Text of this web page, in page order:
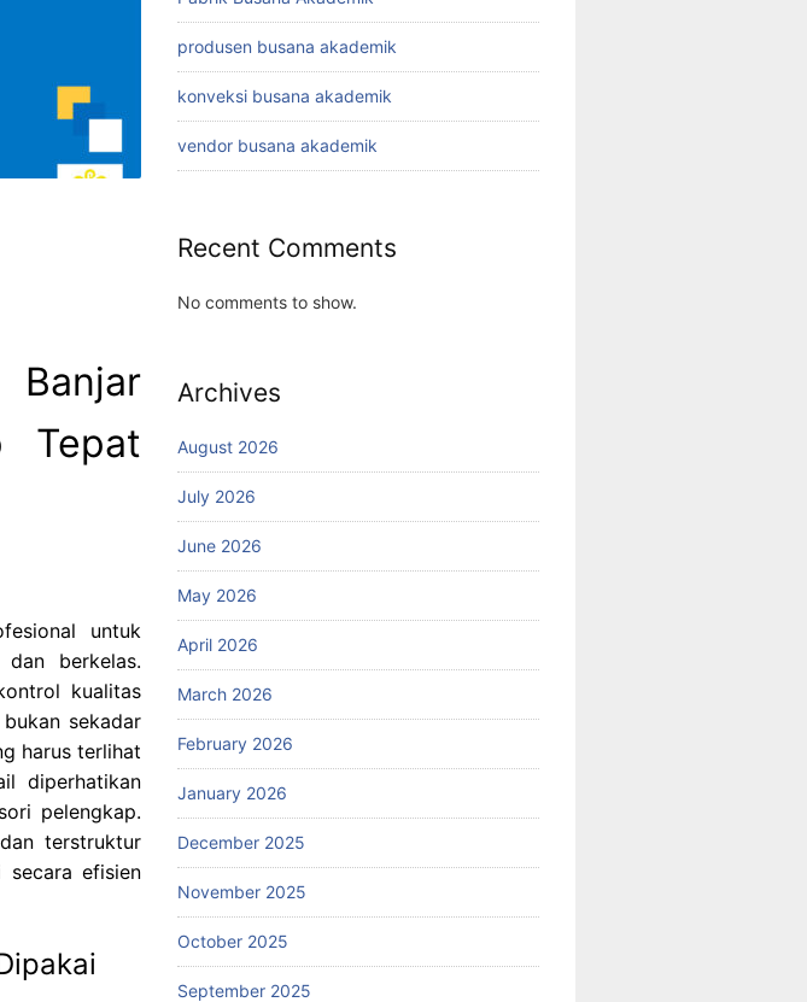
Tepat
untuk
berkelas.
kualitas
sekadar
harus terlihat
diperhatikan
pelengkap.
terstruktur
secara efisien
produsen busana akademik
konveksi busana akademik
vendor busana akademik
Recent Comments
No comments to show.
Archives
August 2026
July 2026
June 2026
May 2026
April 2026
March 2026
February 2026
January 2026
December 2025
November 2025
October 2025
September 2025